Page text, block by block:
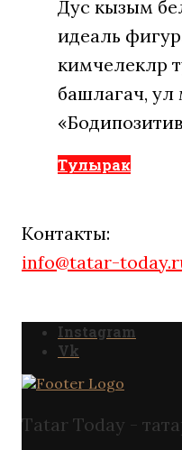
Дус кызым
идеаль
кимчелекләр
башлагач, ул
Тулырак
Контакты:
info@tatar-
Instagram
Vk
Tatar Today -